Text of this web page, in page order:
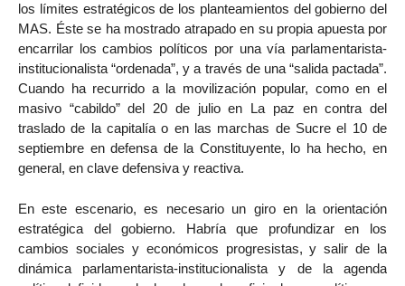
los límites estratégicos de los planteamientos del gobierno del
MAS. Éste se ha mostrado atrapado en su propia apuesta por
encarrilar los cambios políticos por una vía parlamentarista-
institucionalista “ordenada”, y a través de una “salida pactada”.
Cuando ha recurrido a la movilización popular, como en el
masivo “cabildo” del 20 de julio en La paz en contra del
traslado de la capitalía o en las marchas de Sucre el 10 de
septiembre en defensa de la Constituyente, lo ha hecho, en
general, en clave defensiva y reactiva.
En este escenario, es necesario un giro en la orientación
estratégica del gobierno. Habría que profundizar en los
cambios sociales y económicos progresistas, y salir de la
dinámica parlamentarista-institucionalista y de la agenda